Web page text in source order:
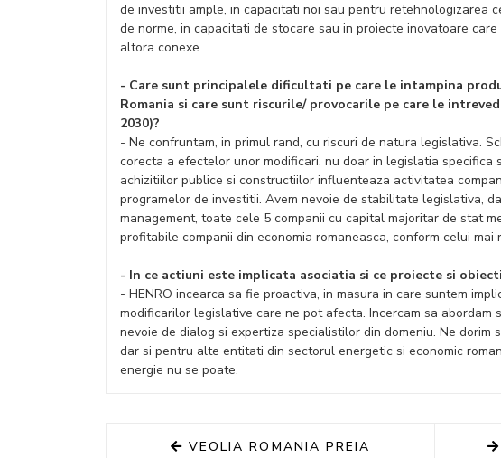
de investitii ample, in capacitati noi sau pentru retehnologizarea
de norme, in capacitati de stocare sau in proiecte inovatoare
altora conexe.
- Care sunt principalele dificultati pe care le intampina
Romania si care sunt riscurile/ provocarile pe care le
2030)?
- Ne confruntam, in primul rand, cu riscuri de natura legislativa.
corecta a efectelor unor modificari, nu doar in legislatia specifica
achizitiilor publice si constructiilor influenteaza activitatea
programelor de investitii. Avem nevoie de stabilitate legislativa,
management, toate cele 5 companii cu capital majoritar de stat
profitabile companii din economia romaneasca, conform celui mai
- In ce actiuni este implicata asociatia si ce proiecte si
- HENRO incearca sa fie proactiva, in masura in care suntem
modificarilor legislative care ne pot afecta. Incercam sa
nevoie de dialog si expertiza specialistilor din domeniu. Ne
dar si pentru alte entitati din sectorul energetic si economic
energie nu se poate.
VEOLIA ROMANIA PREIA